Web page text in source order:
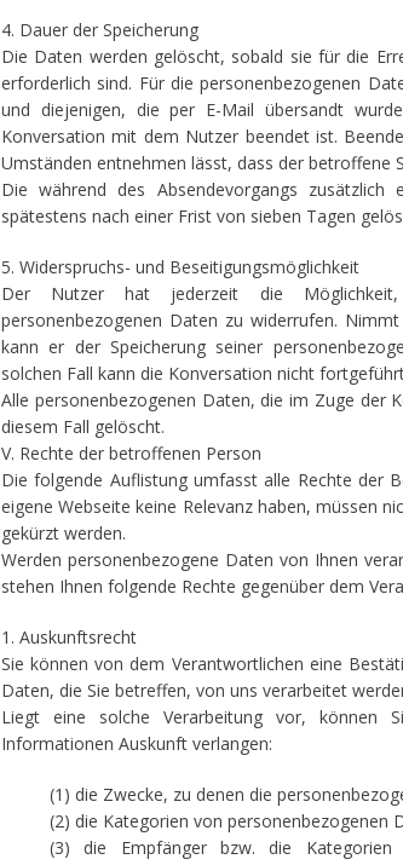
4. Dauer der Speicherung
Die Daten werden gelöscht, sobald sie für die
erforderlich sind. Für die personenbezogenen
und diejenigen, die per E-Mail übersandt
Konversation mit dem Nutzer beendet ist.
Umständen entnehmen lässt, dass der betroffene
Die während des Absendevorgangs zusätzlich
spätestens nach einer Frist von sieben Tagen
5. Widerspruchs- und Beseitigungsmöglichkeit
Der Nutzer hat jederzeit die
personenbezogenen Daten zu widerrufen.
kann er der Speicherung seiner
solchen Fall kann die Konversation nicht
Alle personenbezogenen Daten, die im Zuge der
diesem Fall gelöscht.
V. Rechte der betroffenen Person
Die folgende Auflistung umfasst alle Rechte der
eigene Webseite keine Relevanz haben, müssen
gekürzt werden.
Werden personenbezogene Daten von Ihnen
stehen Ihnen folgende Rechte gegenüber dem
1. Auskunftsrecht
Sie können von dem Verantwortlichen eine
Daten, die Sie betreffen, von uns verarbeitet
Liegt eine solche Verarbeitung vor, können
Informationen Auskunft verlangen:
(1) die Zwecke, zu denen die
(2) die Kategorien von personenbezogenen
(3) die Empfänger bzw. die